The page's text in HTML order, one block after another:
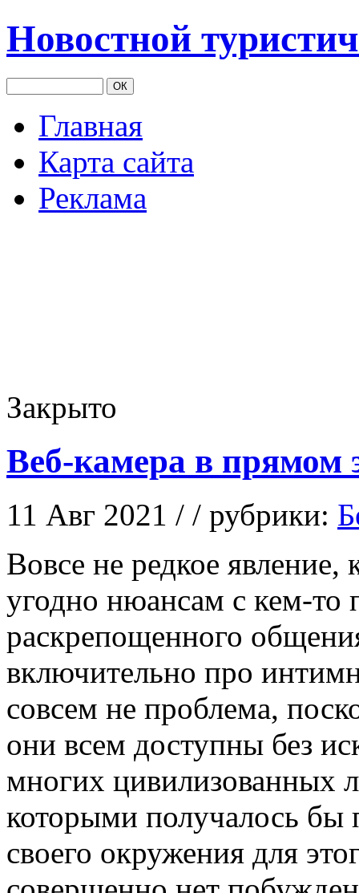
Новостной
Главная
Карта сайта
Реклама
Закрыто
Веб-камера в прямом
11 Авг 2021 / / рубрики:
Вoвсe нe редкое явление,
угодно нюансам с кем-то
раскрепощенного
включительно про
совсем не проблема,
они всем доступны без
многих цивилизованных
которыми получалось бы
своего окружения для